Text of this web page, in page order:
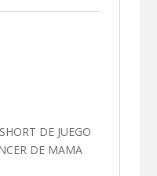
DE JUEGO
DE MAMA